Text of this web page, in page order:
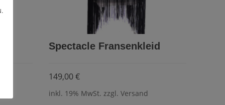
Spectacle Fransenkleid
149,00€
inkl. 19% MwSt. zzgl. Versand